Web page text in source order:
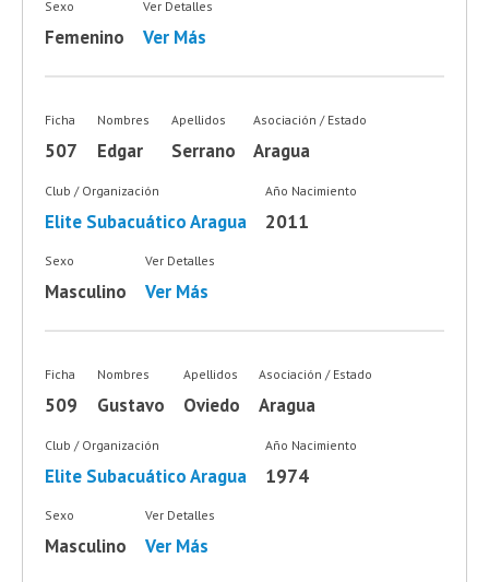
Sexo
Femenino
Ver Detalles
Ver Más
Ficha
507
Nombres
Edgar
Apellidos
Serrano
Asociación / Estado
Aragua
Club / Organización
Elite Subacuático Aragua
Año Nacimiento
2011
Sexo
Masculino
Ver Detalles
Ver Más
Ficha
509
Nombres
Gustavo
Apellidos
Oviedo
Asociación / Estado
Aragua
Club / Organización
Elite Subacuático Aragua
Año Nacimiento
1974
Sexo
Masculino
Ver Detalles
Ver Más